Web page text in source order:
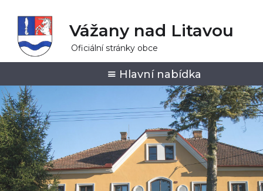
Vážany nad Litavou
Oficiální stránky obce
Hlavní nabídka